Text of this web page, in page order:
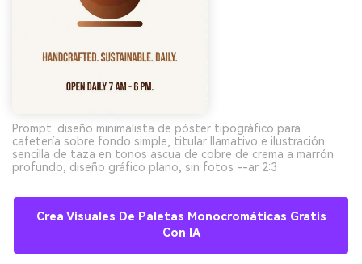
Prompt: diseño minimalista de póster tipográfico para
cafetería sobre fondo simple, titular llamativo e ilustración
sencilla de taza en tonos ascua de cobre de crema a marrón
profundo, diseño gráfico plano, sin fotos --ar 2:3
Crea Visuales De Paletas Monocromáticas Gratis
Con IA